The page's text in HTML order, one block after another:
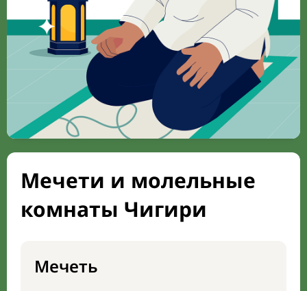
Мечети и молельные
комнаты Чигири
Мечеть